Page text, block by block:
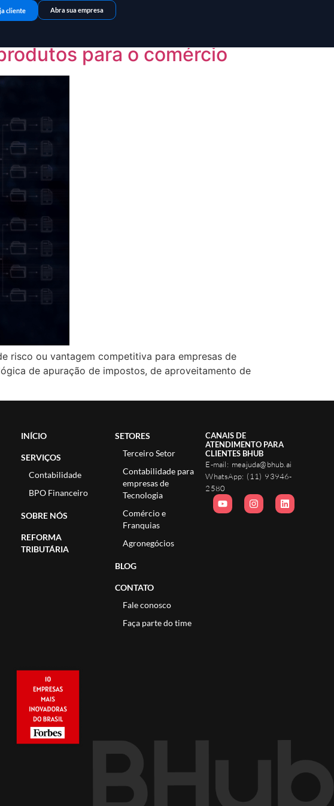
cliente Abra sua empresa
para o comércio
risco ou vantagem competitiva para empresas de
de apuração de impostos, de aproveitamento de
INÍCIO
SERVIÇOS
Contabilidade
BPO Financeiro
SOBRE NÓS
REFORMA
TRIBUTÁRIA
SETORES
Terceiro Setor
Contabilidade para
empresas de
Tecnologia
Comércio e
Franquias
Agronegócios
BLOG
CONTATO
Fale conosco
Faça parte do time
CANAIS DE
ATENDIMENTO PARA
CLIENTES BHUB
E-mail: meajuda@bhub.ai
WhatsApp: (11) 93946-
2580